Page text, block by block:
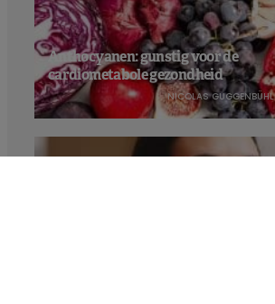
Anthocyanen: gunstig voor de
cardiometabole gezondheid
NICOLAS GUGGENBÜHL